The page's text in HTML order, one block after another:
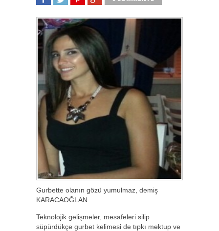
Gurbette olanın gözü yumulmaz, demiş
KARACAOĞLAN…
Teknolojik gelişmeler, mesafeleri silip
süpürdükçe gurbet kelimesi de tıpkı mektup ve